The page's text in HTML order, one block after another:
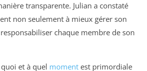
transparente. Julian a constaté
non seulement à mieux gérer son
chaque membre de son
et à quel moment est primordiale